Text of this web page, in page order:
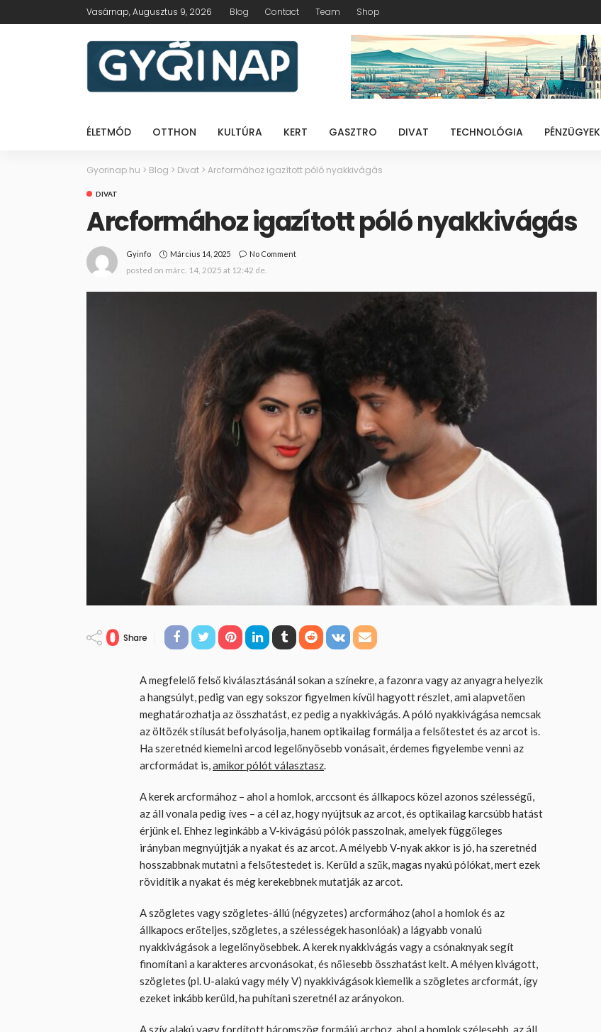
Vasárnap, Augusztus 9, 2026 Blog Contact Team Shop
ÉLETMÓD OTTHON KULTÚRA KERT GASZTRO DIVAT TECHNOLÓGIA PÉNZÜGYEK
Gyorinap.hu > Blog > Divat > Arcformához igazított póló nyakkivágás
DIVAT
Arcformához igazított póló nyakkivágás
Gyinfo Március 14, 2025 No Comment
posted on márc. 14, 2025 at 12:42 de.
0 Share
A megfelelő felső kiválasztásánál sokan a színekre, a fazonra vagy az anyagra helyezik
a hangsúlyt, pedig van egy sokszor figyelmen kívül hagyott részlet, ami alapvetően
meghatározhatja az összhatást, ez pedig a nyakkivágás. A póló nyakkivágása nemcsak
az öltözék stílusát befolyásolja, hanem optikailag formálja a felsőtestet és az arcot is.
Ha szeretnéd kiemelni arcod legelőnyösebb vonásait, érdemes figyelembe venni az
arcformádat is,amikor pólót választasz.
A kerek arcformához – ahol a homlok, arccsont és állkapocs közel azonos szélességű,
az áll vonala pedig íves – a cél az, hogy nyújtsuk az arcot, és optikailag karcsúbb hatást
érjünk el. Ehhez leginkább a V-kivágású pólók passzolnak, amelyek függőleges
irányban megnyújtják a nyakat és az arcot. A mélyebb V-nyak akkor is jó, ha szeretnéd
hosszabbnak mutatni a felsőtestedet is. Kerüld a szűk, magas nyakú pólókat, mert ezek
rövidítik a nyakat és még kerekebbnek mutatják az arcot.
A szögletes vagy szögletes-állú (négyzetes) arcformához (ahol a homlok és az
állkapocs erőteljes, szögletes, a szélességek hasonlóak) a lágyabb vonalú
nyakkivágások a legelőnyösebbek. A kerek nyakkivágás vagy a csónaknyak segít
finomítani a karakteres arcvonásokat, és nőiesebb összhatást kelt. A mélyen kivágott,
szögletes (pl. U-alakú vagy mély V) nyakkivágások kiemelik a szögletes arcformát, így
ezeket inkább kerüld, ha puhítani szeretnél az arányokon.
A szív alakú vagy fordított háromszög formájú archoz, ahol a homlok szélesebb, az áll